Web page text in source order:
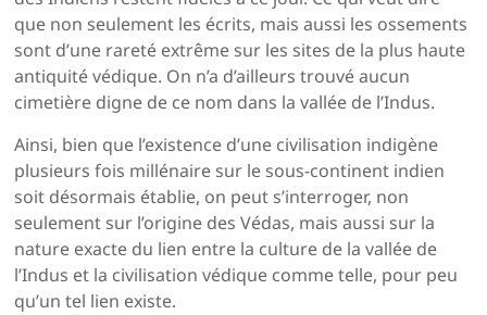
que non seulement les écrits, mais aussi les ossements
sont d’une rareté extrême sur les sites de la plus haute
antiquité védique. On n’a d’ailleurs trouvé aucun
cimetière digne de ce nom dans la vallée de l’Indus.
Ainsi, bien que l’existence d’une civilisation indigène
plusieurs fois millénaire sur le sous-continent indien
soit désormais établie, on peut s’interroger, non
seulement sur l’origine des Védas, mais aussi sur la
nature exacte du lien entre la culture de la vallée de
l’Indus et la civilisation védique comme telle, pour peu
qu’un tel lien existe.